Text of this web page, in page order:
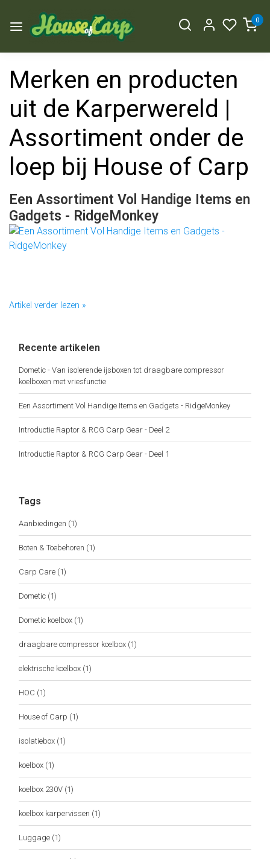
0
Merken en producten
uit de Karperwereld |
Assortiment onder de
loep bij House of Carp
Een Assortiment Vol Handige Items en
Gadgets - RidgeMonkey
Artikel verder lezen »
Recente artikelen
Dometic - Van isolerende ijsboxen tot draagbare compressor
koelboxen met vriesfunctie
Een Assortiment Vol Handige Items en Gadgets - RidgeMonkey
Introductie Raptor & RCG Carp Gear - Deel 2
Introductie Raptor & RCG Carp Gear - Deel 1
Tags
Aanbiedingen (1)
Boten & Toebehoren (1)
Carp Care (1)
Dometic (1)
Dometic koelbox (1)
draagbare compressor koelbox (1)
elektrische koelbox (1)
HOC (1)
House of Carp (1)
isolatiebox (1)
koelbox (1)
koelbox 230V (1)
koelbox karpervissen (1)
Luggage (1)